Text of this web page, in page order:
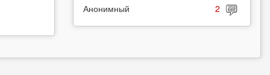
Анонимный 2